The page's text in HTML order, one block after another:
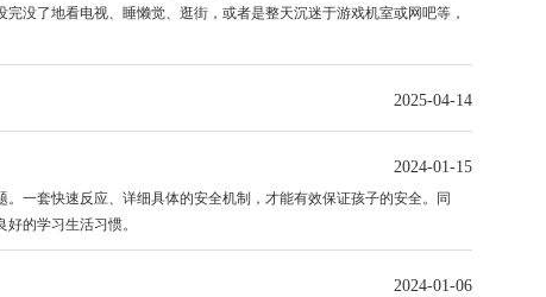
没了地看电视、睡懒觉、逛街，或者是整天沉迷于游戏机室或网吧等，
2025-04-14
2024-01-15
套快速反应、详细具体的安全机制，才能有效保证孩子的安全。同
的学习生活习惯。
2024-01-06